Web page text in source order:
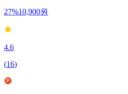
27%10,900원
4.6
(16)